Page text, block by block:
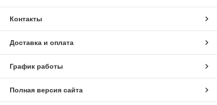
Контакты
Доставка и оплата
График работы
Полная версия сайта